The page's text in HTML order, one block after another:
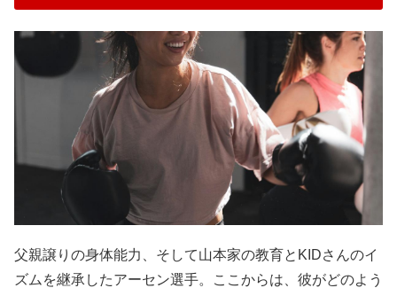
父親譲りの身体能力、そして山本家の教育とKIDさんのイ
ズムを継承したアーセン選手。ここからは、彼がどのよう